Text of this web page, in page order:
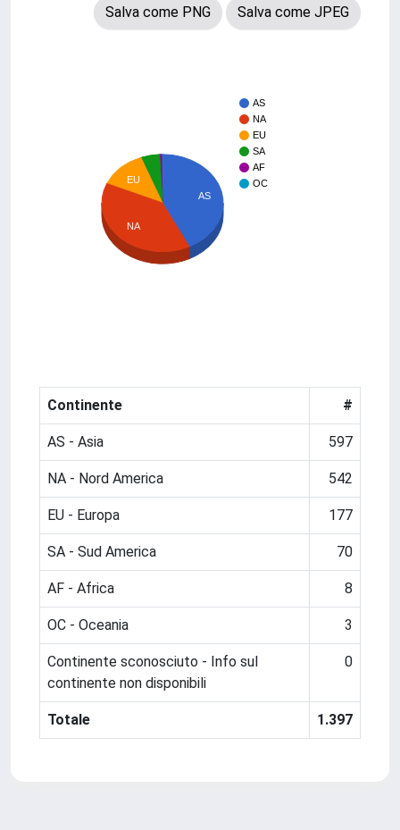
Salva come PNG Salva come JPEG
AS
NA
EU
SA
AF
OC
AS
EU
NA
Continente #
AS - Asia 597
NA - Nord America 542
EU - Europa 177
SA - Sud America 70
AF - Africa 8
OC - Oceania 3
Continente sconosciuto - Info sul
continente non disponibili
0
Totale 1.397